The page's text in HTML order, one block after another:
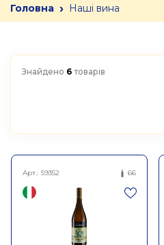
Головна › Наші вина
Знайдено 6 товарів
Арт.: S9352 66